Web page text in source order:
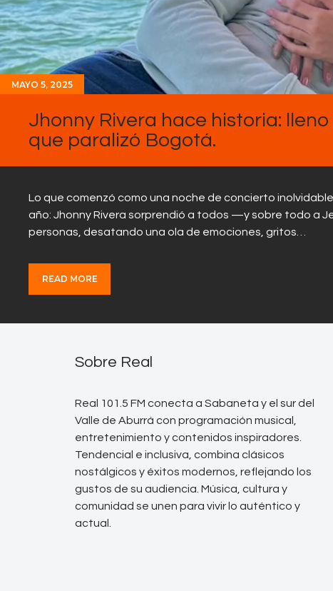
MAYO 5, 2025
Jhonny Rivera hace historia:
que paralizó Bogotá.
Lo que comenzó como una noche de concierto
año: Jhonny Rivera sorprendió a todos —y sobre todo a
personas, desatando una ola de emociones, gritos…
READ MORE
Sobre Real
Real 101.5 FM conecta a Sabaneta y el sur del
Valle de Aburrá con programación musical,
entretenimiento y contenidos inspiradores.
Tendencial e inclusiva, combina clásicos
nostálgicos y éxitos modernos, reflejando los
gustos de su audiencia. Música, cultura y
comunidad se unen para vivir lo auténtico y
actual.